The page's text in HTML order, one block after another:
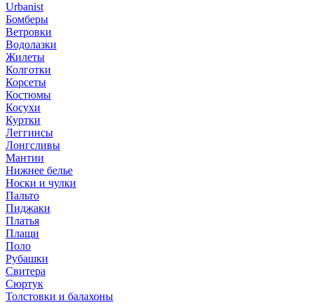
Urbanist
Бомберы
Ветровки
Водолазки
Жилеты
Колготки
Корсеты
Костюмы
Косухи
Куртки
Леггинсы
Лонгсливы
Мантии
Нижнее белье
Носки и чулки
Пальто
Пиджаки
Платья
Плащи
Поло
Рубашки
Свитера
Сюртук
Толстовки и балахоны